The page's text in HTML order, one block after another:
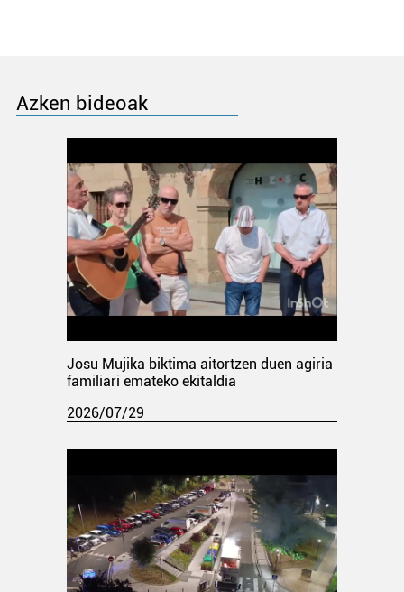
Azken bideoak
Josu Mujika biktima aitortzen duen agiria
familiari emateko ekitaldia
2026/07/29